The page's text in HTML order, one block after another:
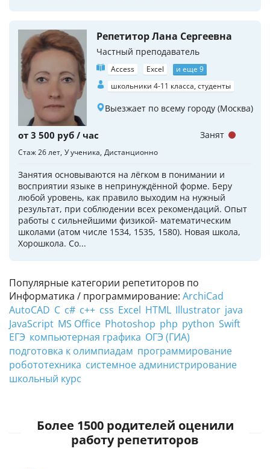
Популярные категории репетиторов по
Информатика / программирование: ArchiCad
AutoCAD C c# c++ css Excel HTML Illustrator java
JavaScript MS Office Photoshop php python Swift
ЕГЭ компьютерная графика ОГЭ (ГИА)
подготовка к олимпиадам программирование
робототехника системное администрирование
школьный курс
Репетитор Лана Сергеевна
Частный преподаватель
Access Excel
и еще 9
школьники 4-11 класса, студенты
Выезжает по всему городу (Москва)
от 3 500 руб / час
Стаж 26 лет У ученика Дистанционно
Занятия основываются на лёгком в понимании и
восприятии языке в непринуждённой форме. Беру
любой уровень, как правило выходим на нужный
результат, при соблюдении всех рекомендаций. Опыт
работы с сильнейшими физикой- математическим
школами (атом числе 1534, 1535, 1580). Новая школа,
Хорошкола. Со...
Занят
Более 1500 родителей оценили
работу репетиторов